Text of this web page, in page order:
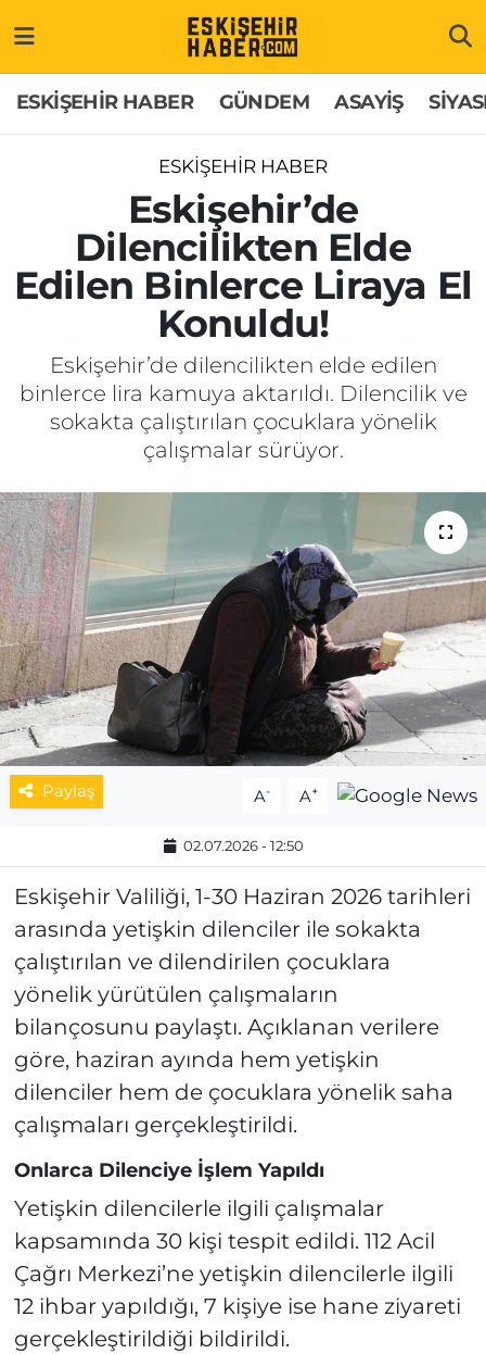
ESKİŞEHİR HABER GÜNDEM ASAYİŞ
ESKİŞEHİR HABER
Eskişehir’de
Dilencilikten Elde
Edilen Binlerce Liraya El
Konuldu!
Eskişehir’de dilencilikten elde edilen
binlerce lira kamuya aktarıldı. Dilencilik ve
sokakta çalıştırılan çocuklara yönelik
çalışmalar sürüyor.
Paylaş A- A+
02.07.2026 - 12:50
Eskişehir Valiliği, 1-30 Haziran 2026 tarihleri
arasında yetişkin dilenciler ile sokakta
çalıştırılan ve dilendirilen çocuklara
yönelik yürütülen çalışmaların
bilançosunu paylaştı. Açıklanan verilere
göre, haziran ayında hem yetişkin
dilenciler hem de çocuklara yönelik saha
çalışmaları gerçekleştirildi.
Onlarca Dilenciye İşlem Yapıldı
Yetişkin dilencilerle ilgili çalışmalar
kapsamında 30 kişi tespit edildi. 112 Acil
Çağrı Merkezi’ne yetişkin dilencilerle ilgili
12 ihbar yapıldığı, 7 kişiye ise hane ziyareti
gerçekleştirildiği bildirildi.
GÜNDEM
ASAYİŞ
SİYASET
EKONOMİ
SAĞLIK
EĞİTİM
MAGAZİN
ESKİŞEHİRSPOR
Hakkımızda
İletişim
Künye
Odunpazarı Trafik Yoğunluk Haritası
Süper Lig Puan Durumu ve Fikstür
Tüm Manşetler
Son Dakika Haberleri
Haber Arşivi